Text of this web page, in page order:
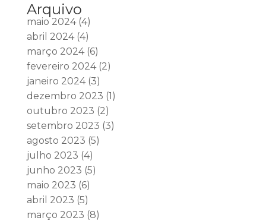
Arquivo
maio 2024(4)
abril 2024(4)
março 2024(6)
fevereiro 2024(2)
janeiro 2024(3)
dezembro 2023 (1)
outubro 2023 (2)
setembro 2023 (3)
agosto 2023 (5)
julho 2023 (4)
junho 2023 (5)
maio 2023 (6)
abril 2023 (5)
março 2023 (8)